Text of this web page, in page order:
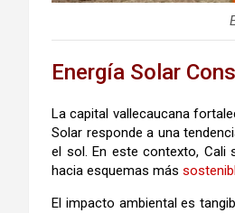
Energía Solar
La capital vallecaucana
Solar responde a una
el sol. En este contexto, Cali
hacia esquemas más
El impacto ambiental es